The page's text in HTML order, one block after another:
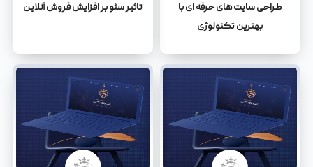
طراحی سایت های حرفه ای با
بهترین تکنولوژی
تاثیر سئو بر افزایش فروش آنلاین